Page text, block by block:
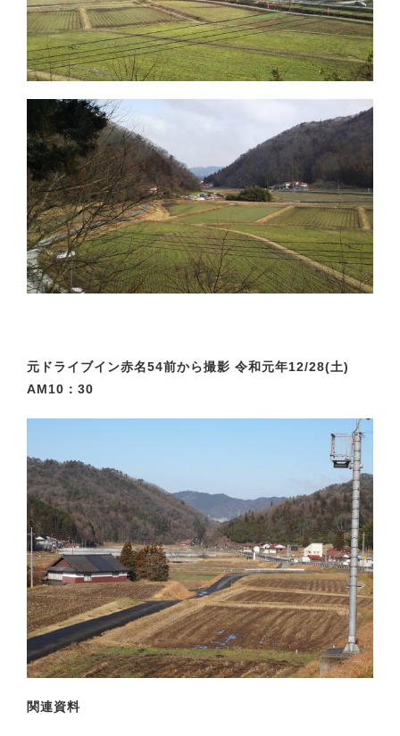
元ドライブイン赤名54前から撮影 令和元年12/28(土)
AM10：30
関連資料